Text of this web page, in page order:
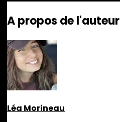
A propos de l'auteur
Léa Morineau